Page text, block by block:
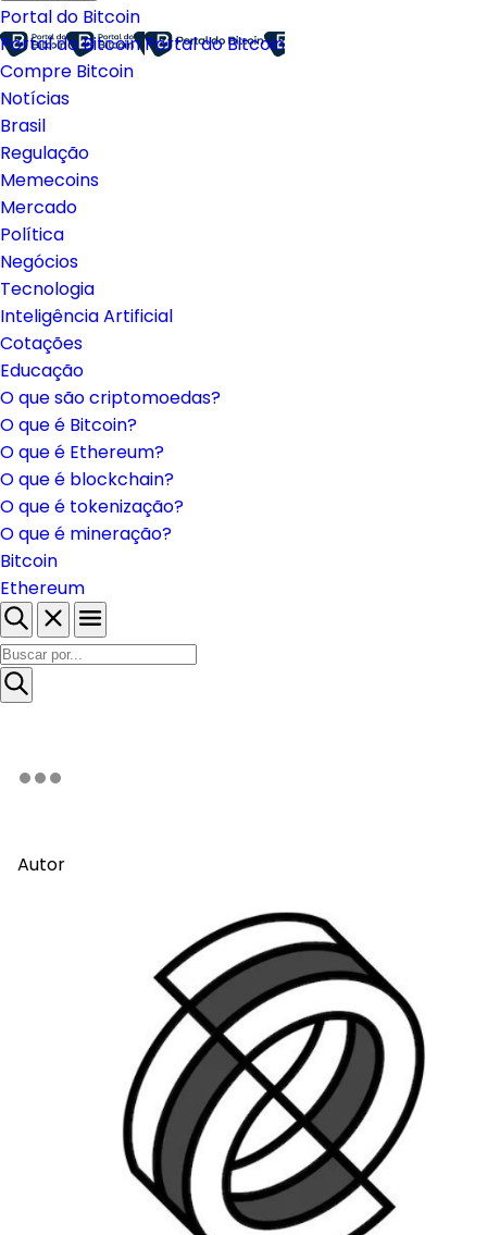
Portal do Bitcoin
Portal do BitcoinPortal do Bitcoin
Compre Bitcoin
Notícias
Brasil
Regulação
Memecoins
Mercado
Política
Negócios
Tecnologia
Inteligência Artificial
Cotações
Educação
O que são criptomoedas?
O que é Bitcoin?
O que é Ethereum?
O que é blockchain?
O que é tokenização?
O que é mineração?
Bitcoin
Ethereum
Autor